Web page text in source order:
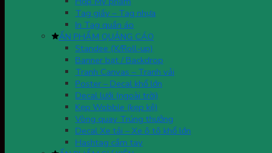
Tag giấy – Tag nhựa
In Tag quần áo
ẤN PHẨM QUẢNG CÁO
Standee (X/Roll-up)
Banner bạt / Backdrop
Tranh Canvas – Tranh vải
Poster – Decal khổ lớn
Decal lưới (ngoài trời)
Kẹp Wobble (kẹp kệ)
Vòng quay Trúng thưởng
Decal Xe tải – Xe ô tô khổ lớn
Hashtag cầm tay